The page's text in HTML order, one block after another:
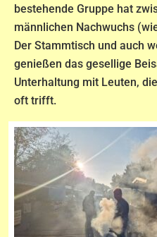
bestehende Gruppe hat
männlichen Nachwuchs
Der Stammtisch und auch
genießen das gesellige
Unterhaltung mit Leuten,
oft trifft.